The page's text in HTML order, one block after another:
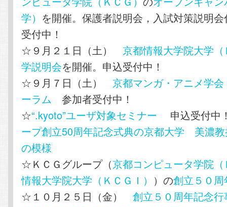
学） を開催。保護者説明会，入試対策説明
受付中！
☆９月２１日（土） 京都情報大学院大学
学説明会を開催。申込受付中！
☆９月７日（土） 京都マンガ・アニメ学
ーラム 参加者受付中！
☆“.kyoto”ユーザ対象セミナー
申込受付
ープ創立50周年記念式典の京都大学 美濃
の模様
☆ＫＣＧグループ（京都コンピュータ学院
情報大学院大学（ＫＣＧＩ） ）の創立５０
☆１０月２５日（金）創立５０周年記念行